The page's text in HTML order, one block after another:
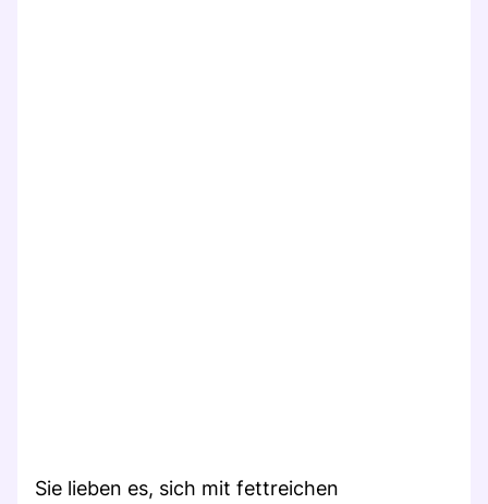
Sie lieben es, sich mit fettreichen